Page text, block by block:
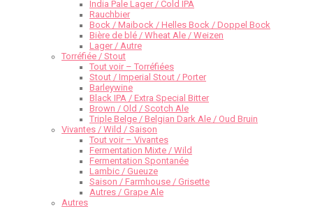
India Pale Lager / Cold IPA
Rauchbier
Bock / Maibock / Helles Bock / Doppel Bock
Bière de blé / Wheat Ale / Weizen
Lager / Autre
Torréfiée / Stout
Tout voir – Torréfiées
Stout / Imperial Stout / Porter
Barleywine
Black IPA / Extra Special Bitter
Brown / Old / Scotch Ale
Triple Belge / Belgian Dark Ale / Oud Bruin
Vivantes / Wild / Saison
Tout voir – Vivantes
Fermentation Mixte / Wild
Fermentation Spontanée
Lambic / Gueuze
Saison / Farmhouse / Grisette
Autres / Grape Ale
Autres